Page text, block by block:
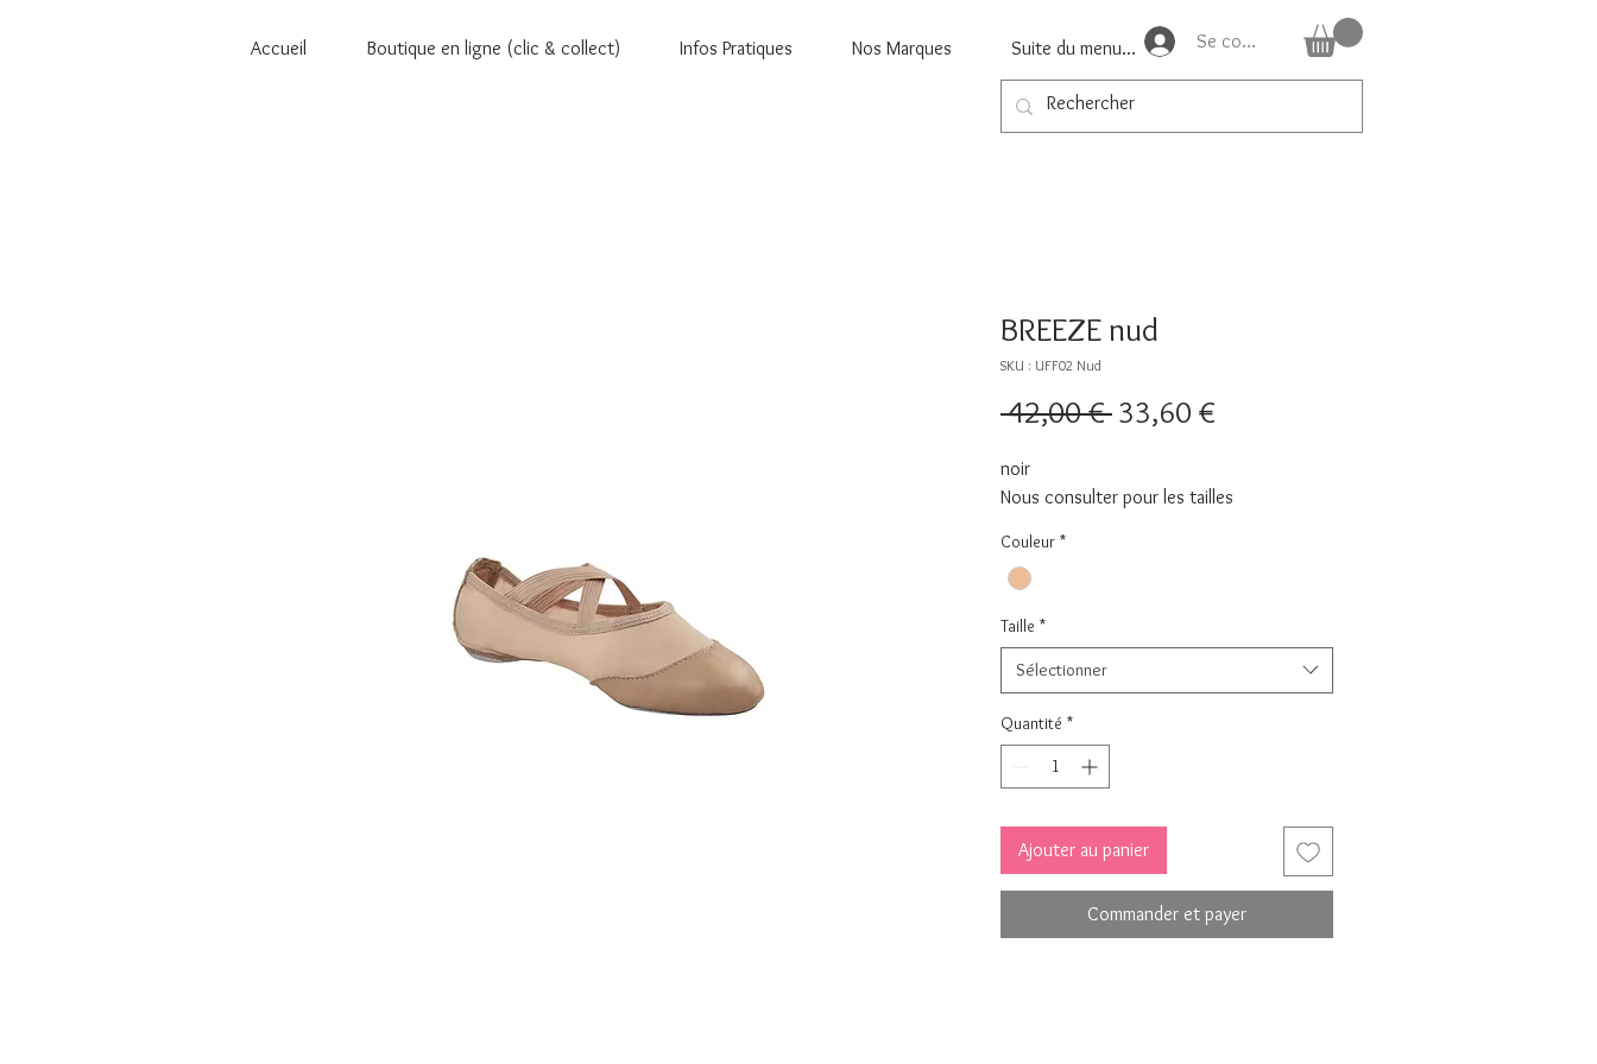
Accueil Boutique en ligne (clic & collect) Infos Pratiques Nos Marques Suite du menu... Se connecter
BREEZE nud
SKU : UFF02 Nud
42,00 € Prix
33,60 €
noir
Nous consulter pour les tailles
Couleur *
Taille *
Sélectionner
Quantité *
Ajouter au panier
Commander et payer